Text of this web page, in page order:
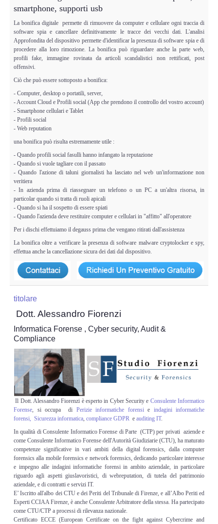
Perizia Data Breach
INDAGINI DIGITALI
Digital Intelligence OSINT
Indagini su computer
Indagini Smartphone,Tablet
Copia/Acquisizione Forense
Forensics Readiness
Incident Response
Copia/Acquisizione Forense Web
Indagini persone scomparse
Remote Digital Forensics
Acquisizione Forense remota
Recupero dati
Prevenzione Frode
CYBER SECURITY
Security Management
Risk Management
Incident Handling & Response
Log Management & SIEM
Vulnerability Assesment & Pen Test
smartphone, supporti usb
La bonifica digitale permette di rimuovere da computer e cellulare ogni traccia di
software spia e cancellare definitivamente le tracce dei vecchi dati. L'analisi
Approfondita del dispositivo permette d'identificar la presenza di software spia e di
procedere alla loro rimozione. La bonifica può riguardare anche la parte web,
profili fake, immagine rovinata da articoli scandalistici non rettificati, post
offensivi.
Ciò che può essere sottoposto a bonifica:
- Computer, desktop o portatili, server,
- Account Cloud e Profili social (App che prendono il controllo del vostro account)
- Smartphone cellulari e Tablet
- Profili social
- Web reputation
una bonifica può risulta estremamente utile :
- Quando profili social fasulli hanno infangato la reputazione
- Quando si vuole tagliare con il passato
- Quando l'azione di taluni giornalisti ha lasciato nel web un'informazione non
veritiera
- In azienda prima di riassegnare un telefono o un PC a un'altra risorsa, in
particolar quando si tratta di ruoli apicali
- Quando si ha il sospetto di essere spiati
- Quando l'azienda deve restituire computer e cellulari in "affitto" all'operatore
Per i dischi effettuiamo il degauss prima che vengano ritirati dall'assistenza
La bonifica oltre a verificare la presenza di software malware cryptolocker e spy,
effettua anche la cancellazione sicura dei dati dal dispositivo.
titolare
Dott. Alessandro Fiorenzi
Informatica Forense , Cyber security, Audit &
Compliance
Il Dott. Alessandro Fiorenzi è esperto in Cyber Security e Consulente Informatico
Forense , si occupa di Perizie informatiche forensie indagini informatiche
forensi,
Sicurezza informatica compliance GDPR e auditing IT.
In qualità di Consulente Informatico Forense di Parte (CTP) per privati aziende e
come Consulente Informatico Forense dell'Autorità Giudiziarie (CTU), ha maturato
competenze significative in vari ambiti della digital forensics, dalla computer
forensics alla mobile forensics e network forensics, dedicando particolare interesse
e impegno alle indagini informatiche forensi in ambito aziendale, in particolare
riguardo agli aspetti giuslavoristici, di webreputation, di tutela del patrimonio
aziendale, e di contratti e servizi IT.
E’ Iscritto all'albo dei CTU e dei Periti del Tribunale di Firenze, e all’Albo Periti ed
Esperti CCIAA Firenze, è anche Consulente Arbitratore della stessa. Ha partecipato
come CTU/CTP a processi di rilevanza nazionale.
Certificato ECCE (European Certificate on the fight against Cybercrime and